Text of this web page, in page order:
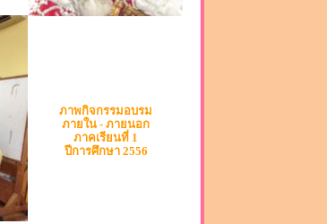
ภาพกิจกรรมอบรม
ภายใน - ภายนอก
ภาคเรียนที่ 1
ปีการศึกษา 2556